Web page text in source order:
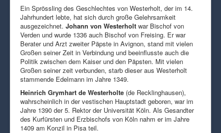
Ein Sprössling des Geschlechtes von Westerholt, der im 14.
Jahrhundert lebte, hat sich durch große Gelehrsamkeit
ausgezeichnet. Johann von Westerholt war Bischof von
Verden und wurde 1336 auch Bischof von Freising. Er war
Berater und Arzt zweiter Päpste in Avignon, stand mit vielen
Großen seiner Zeit in Verbindung und beeinflusste auch die
Politik zwischen dem Kaiser und den Päpsten. Mit vielen
Großen seiner zeit verbunden, starb dieser aus Westerholt
stammende Edelmann im Jahre 1349.
Heinrich Grymhart de Westerholte (de Recklinghausen),
wahrscheinlich in der vestischen Hauptstadt geboren, war im
Jahre 1390 der 5. Rektor der Universität Köln. Als Gesandter
des Kurfürsten und Erzbischofs von Köln nahm er im Jahre
1409 am Konzil in Pisa teil.